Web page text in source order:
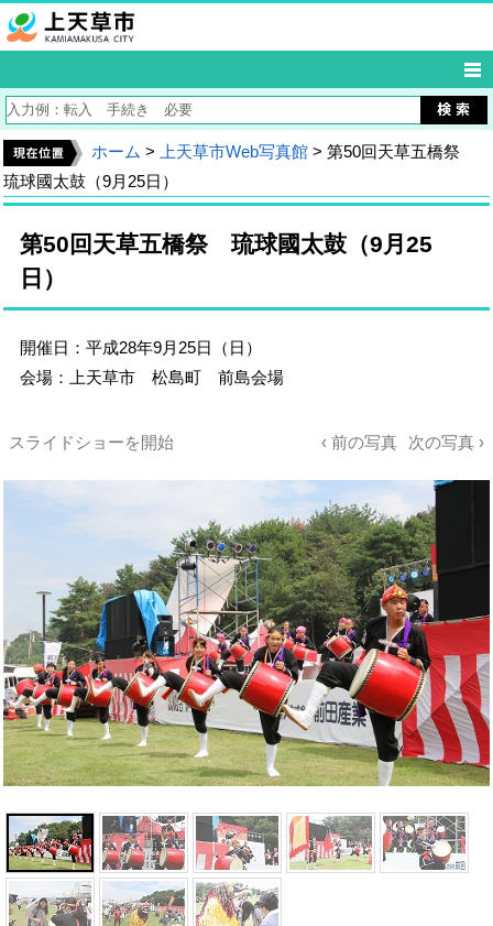
ホーム > 上天草市Web写真館 > 第50回天草五橋祭
琉球國太鼓（9月25日）
第50回天草五橋祭 琉球國太鼓（9月25
日）
開催日：平成28年9月25日（日）
会場：上天草市 松島町 前島会場
スライドショーを開始 ‹ 前の写真 次の写真 ›